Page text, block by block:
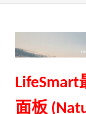
LifeSmart
面板